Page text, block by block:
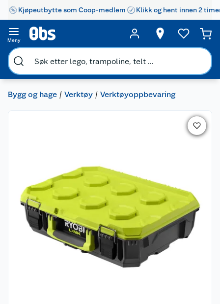
Kjøpeutbytte som Coop-medlem Klikk og hent innen 2
Meny
Bygg og hage Verktøy Verktøyoppbevaring